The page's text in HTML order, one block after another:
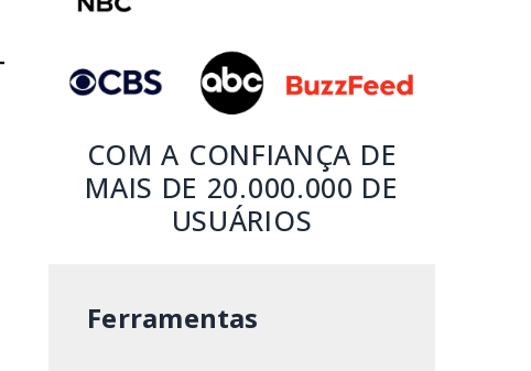
COM A CONFIANÇA DE
MAIS DE 20.000.000 DE
USUÁRIOS
Ferramentas